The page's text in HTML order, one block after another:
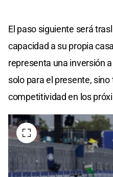
El paso siguiente será
capacidad a su propia
representa una inversión
solo para el presente,
competitividad en los